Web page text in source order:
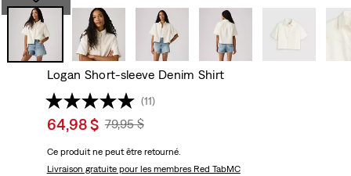
Logan Short-sleeve Denim Shirt
(11)
Sale
is
64,98 $ Original
Was
79,95 $
Ce produit ne peut être retourné.
Livraison gratuitepour les membres Red TabMC